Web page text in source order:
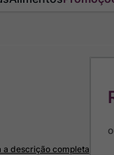
a descrição completa